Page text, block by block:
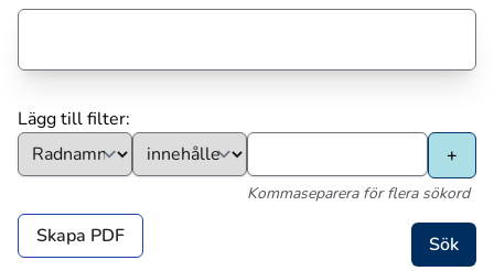
Lägg till filter:
Kommaseparera för flera sökord
Skapa PDF